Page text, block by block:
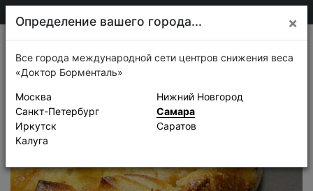
Рецепты
Определение вашего города... ×
Все города международной сети центров снижения веса
«Доктор Борменталь»
Москва
Санкт-Петербург
Иркутск
Калуга
Нижний Новгород
Самара
Саратов